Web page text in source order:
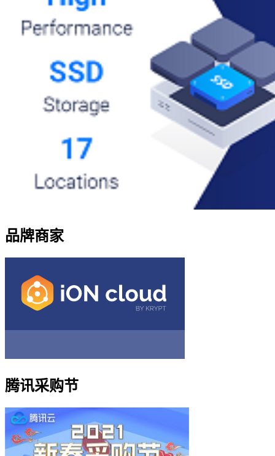
品牌商家
腾讯采购节